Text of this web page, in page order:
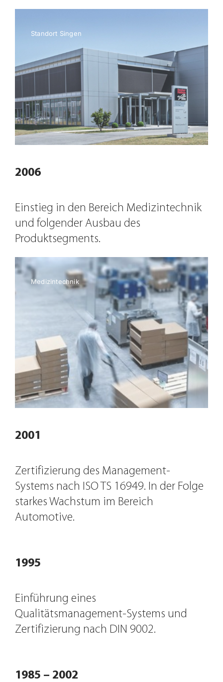
Standort Singen
2006
Einstieg in den Bereich Medizintechnik
und folgender Ausbau des
Produktsegments.
Medizintechnik
2001
Zertifizierung des Management-
Systems nach ISO TS 16949. In der Folge
starkes Wachstum im Bereich
Automotive.
1995
Einführung eines
Qualitätsmanagement-Systems und
Zertifizierung nach DIN 9002.
1985 – 2002